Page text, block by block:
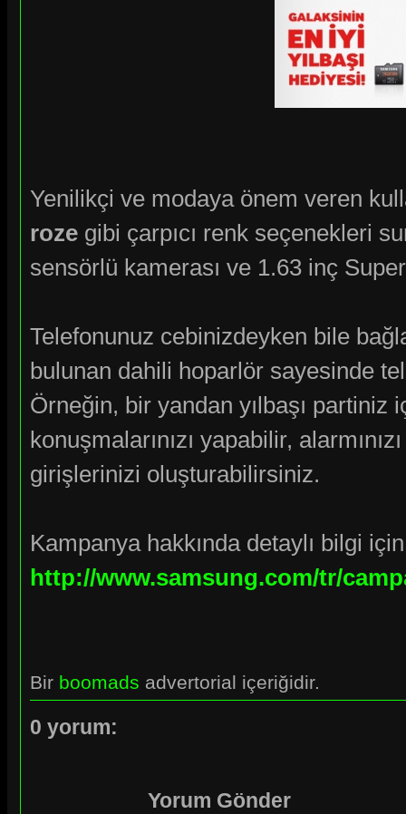
Yenilikçi ve modaya önem veren
roze gibi çarpıcı renk seçenekleri
sensörlü kamerası ve 1.63 inç
Telefonunuz cebinizdeyken bile
bulunan dahili hoparlör sayesinde
Örneğin, bir yandan yılbaşı partiniz
konuşmalarınızı yapabilir,
girişlerinizi oluşturabilirsiniz.
Kampanya hakkında detaylı bilgi
http://www.samsung.com/tr/
Bir boomads advertorial içeriğidir.
0 yorum:
Yorum Gönder